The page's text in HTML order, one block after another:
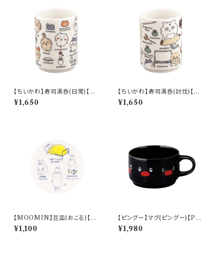
【ちいかわ】寿司湯呑(日常)【CK
W50】CKW51-327
¥1,650
【ちいかわ】寿司湯呑(討伐)【CK
W50】CKW52-327
¥1,650
【MOOMIN】豆皿(おこる)【M
M14000】MM14003-333
¥1,100
【ピングー】マグ(ピングー)【PG2
0】PG21-11
¥1,980